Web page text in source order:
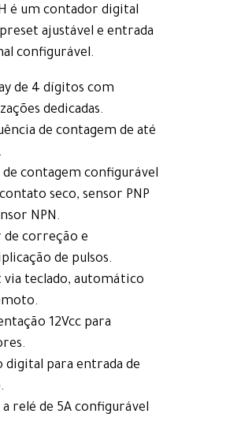
é um contador digital
ajustável e entrada
configurável.
de 4 dígitos com
dedicadas.
de contagem de até
de contagem configurável
seco, sensor PNP
NPN.
de correção e
de pulsos.
via teclado, automático
12Vcc para
digital para entrada de
a relé de 5A configurável